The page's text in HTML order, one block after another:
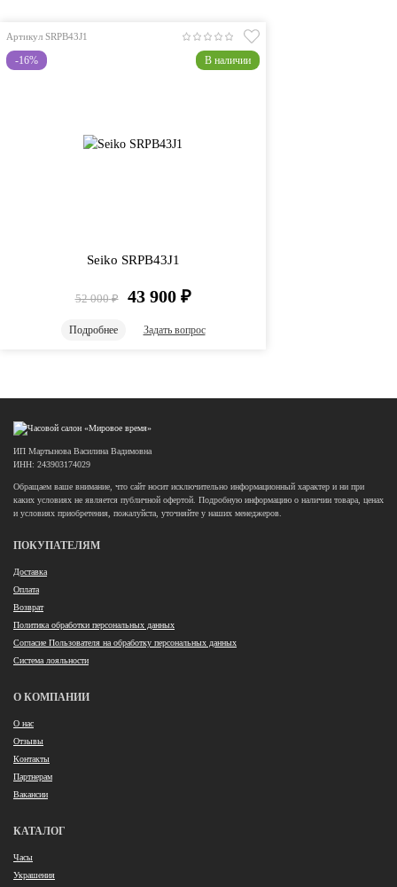
Артикул SRPB43J1
-16% В наличии
Seiko SRPB43J1
52 000 ₽ 43 900 ₽
Подробнее Задать вопрос
ИП Мартынова Василина Вадимовна
ИНН: 243903174029
Обращаем ваше внимание, что сайт носит исключительно информационный характер и ни при
каких условиях не является публичной офертой. Подробную информацию о наличии товара, ценах
и условиях приобретения, пожалуйста, уточняйте у наших менеджеров.
ПОКУПАТЕЛЯМ
Доставка
Оплата
Возврат
Политика обработки персональных данных
Согласие Пользователя на обработку персональных данных
Система лояльности
О КОМПАНИИ
О нас
Отзывы
Контакты
Партнерам
Вакансии
КАТАЛОГ
Часы
Украшения